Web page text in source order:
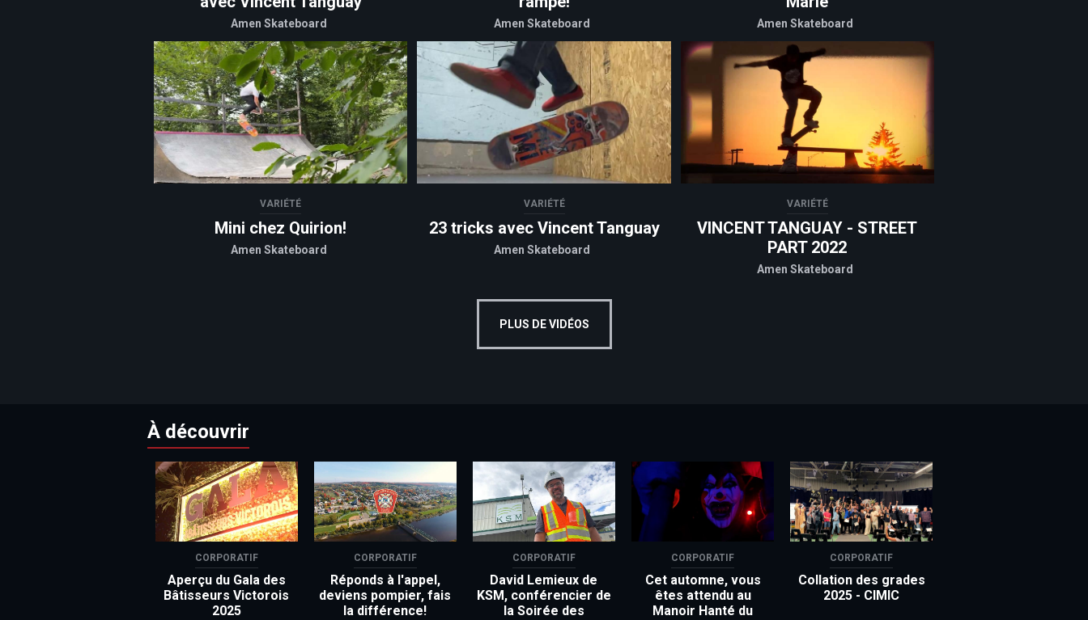
Amen Skateboard Amen Skateboard Amen Skateboard
VARIÉTÉ
Mini chez Quirion!
Amen Skateboard
VARIÉTÉ
23 tricks avec Vincent Tanguay
Amen Skateboard
VARIÉTÉ
VINCENT TANGUAY - STREET
PART 2022
Amen Skateboard
PLUS DE VIDÉOS
À découvrir
CORPORATIF
Aperçu du Gala des
Bâtisseurs Victorois
2025
CORPORATIF
Réponds à l'appel,
deviens pompier, fais
la différence!
CORPORATIF
David Lemieux de
KSM, conférencier de
la Soirée des
CORPORATIF
Cet automne, vous
êtes attendu au
Manoir Hanté du
CORPORATIF
Collation des grades
2025 - CIMIC